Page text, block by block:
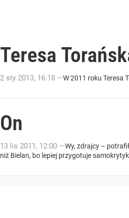
Teresa
2 sty 2013, 16:18 —W 2011 roku Teresa
On
13 lis 2011, 12:00 —Wy, zdrajcy –
niż Bielan, bo lepiej przygotuje